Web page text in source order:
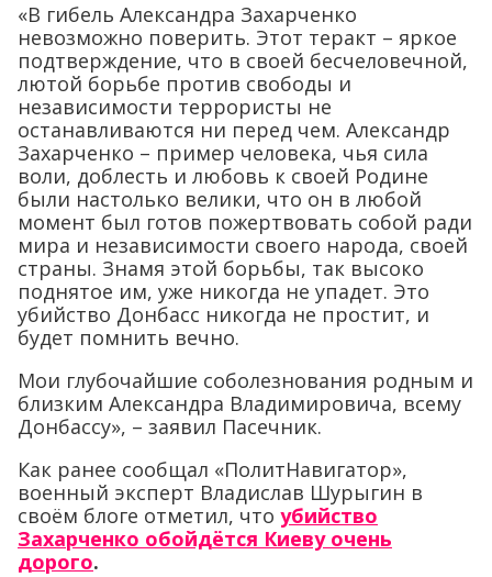
«В гибель Александра Захарченко
невозможно поверить. Этот теракт – яркое
подтверждение, что в своей бесчеловечной,
лютой борьбе против свободы и
независимости террористы не
останавливаются ни перед чем. Александр
Захарченко – пример человека, чья сила
воли, доблесть и любовь к своей Родине
были настолько велики, что он в любой
момент был готов пожертвовать собой ради
мира и независимости своего народа, своей
страны. Знамя этой борьбы, так высоко
поднятое им, уже никогда не упадет. Это
убийство Донбасс никогда не простит, и
будет помнить вечно.
Мои глубочайшие соболезнования родным и
близким Александра Владимировича, всему
Донбассу», – заявил Пасечник.
Как ранее сообщал «ПолитНавигатор»,
военный эксперт Владислав Шурыгин в
своём блоге отметил, что убийство
Захарченко обойдётся Киеву очень
дорого.